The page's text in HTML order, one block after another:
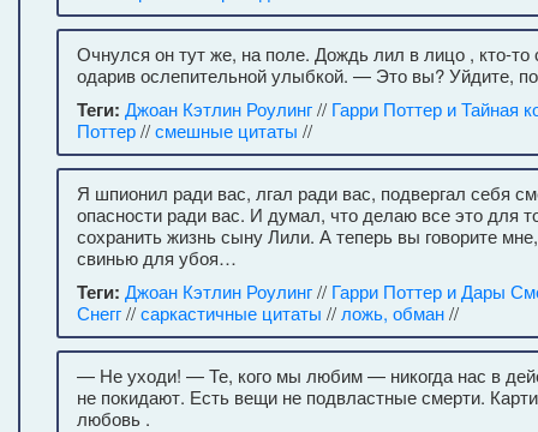
Очнулся он тут же, на поле. Дождь лил в лицо , кто-то
одарив ослепительной улыбкой. — Это вы? Уйдите,
Теги: Джоан Кэтлин Роулинг// Гарри Поттер и Тайная
Поттер//смешные цитаты //
Я шпионил ради вас, лгал ради вас, подвергал себя
опасности ради вас. И думал, что делаю все это для
сохранить жизнь сыну Лили. А теперь вы говорите
свинью для убоя…
Теги: Джоан Кэтлин Роулинг// Гарри Поттер и Дары
Снегг//саркастичные цитаты // ложь, обман//
— Не уходи! — Те, кого мы любим — никогда нас в
не покидают. Есть вещи не подвластные смерти.
любовь .